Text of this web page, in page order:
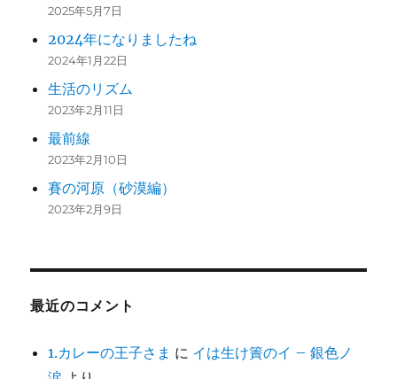
2025年5月7日
2024年になりましたね
2024年1月22日
生活のリズム
2023年2月11日
最前線
2023年2月10日
賽の河原（砂漠編）
2023年2月9日
最近のコメント
1.カレーの王子さま に イは生け簀のイ – 銀色ノ